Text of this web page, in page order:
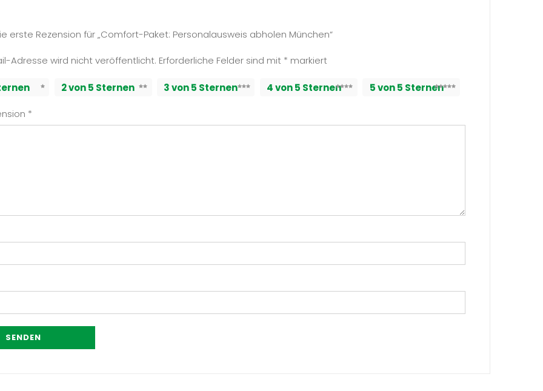
erste Rezension für „Comfort-Paket: Personalausweis abholen München“
Adresse wird nicht veröffentlicht. Erforderliche Felder sind mit * markiert
2 von 5 Sternen 3 von 5 Sternen 4 von 5 Sternen 5 von 5 Sternen
*